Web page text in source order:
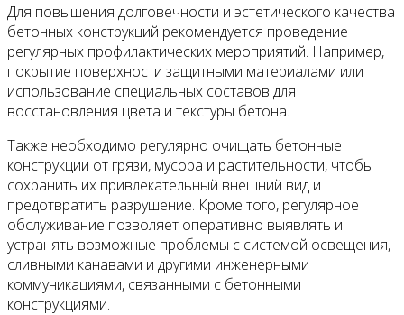
Для повышения долговечности и эстетического качества
бетонных конструкций рекомендуется проведение
регулярных профилактических мероприятий. Например,
покрытие поверхности защитными материалами или
использование специальных составов для
восстановления цвета и текстуры бетона.
Также необходимо регулярно очищать бетонные
конструкции от грязи, мусора и растительности, чтобы
сохранить их привлекательный внешний вид и
предотвратить разрушение. Кроме того, регулярное
обслуживание позволяет оперативно выявлять и
устранять возможные проблемы с системой освещения,
сливными канавами и другими инженерными
коммуникациями, связанными с бетонными
конструкциями.